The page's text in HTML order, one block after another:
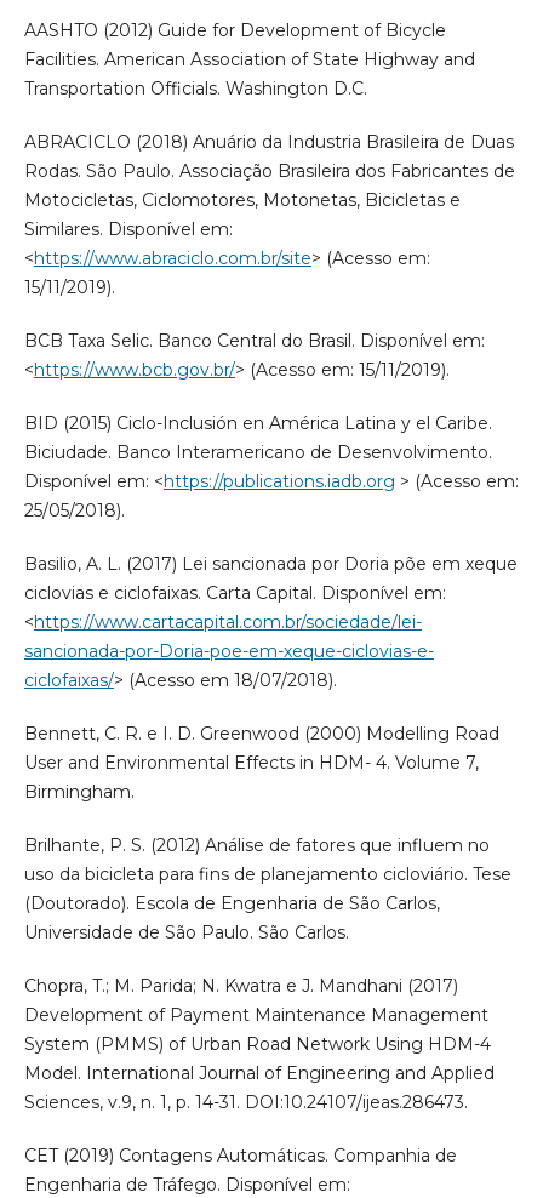
AASHTO (2012) Guide for Development of Bicycle
Facilities. American Association of State Highway and
Transportation Officials. Washington D.C.
ABRACICLO (2018) Anuário da Industria Brasileira de Duas
Rodas. São Paulo. Associação Brasileira dos Fabricantes de
Motocicletas, Ciclomotores, Motonetas, Bicicletas e
Similares. Disponível em:
<https://www.abraciclo.com.br/site> (Acesso em:
15/11/2019).
BCB Taxa Selic. Banco Central do Brasil. Disponível em:
<https://www.bcb.gov.br/> (Acesso em: 15/11/2019).
BID (2015) Ciclo-Inclusión en América Latina y el Caribe.
Biciudade. Banco Interamericano de Desenvolvimento.
Disponível em: <https://publications.iadb.org > (Acesso em:
25/05/2018).
Basilio, A. L. (2017) Lei sancionada por Doria põe em xeque
ciclovias e ciclofaixas. Carta Capital. Disponível em:
<https://www.cartacapital.com.br/sociedade/lei-
sancionada-por-Doria-poe-em-xeque-ciclovias-e-
ciclofaixas/> (Acesso em 18/07/2018).
Bennett, C. R. e I. D. Greenwood (2000) Modelling Road
User and Environmental Effects in HDM- 4. Volume 7,
Birmingham.
Brilhante, P. S. (2012) Análise de fatores que influem no
uso da bicicleta para fins de planejamento cicloviário. Tese
(Doutorado). Escola de Engenharia de São Carlos,
Universidade de São Paulo. São Carlos.
Chopra, T.; M. Parida; N. Kwatra e J. Mandhani (2017)
Development of Payment Maintenance Management
System (PMMS) of Urban Road Network Using HDM-4
Model. International Journal of Engineering and Applied
Sciences, v.9, n. 1, p. 14-31. DOI:10.24107/ijeas.286473.
CET (2019) Contagens Automáticas. Companhia de
Engenharia de Tráfego. Disponível em: